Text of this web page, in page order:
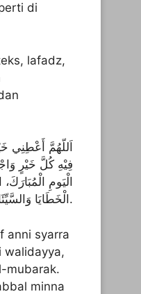
di
lafadz,
اَللّهُمَّ أَعْطِنِي
فِيْهِ كُلَّ خَيْرٍ
الْيَومِ
الْخَطَايَا وَالسَّيِّئَاتَ.
anni syarra
walidayya,
mubarak.
minna